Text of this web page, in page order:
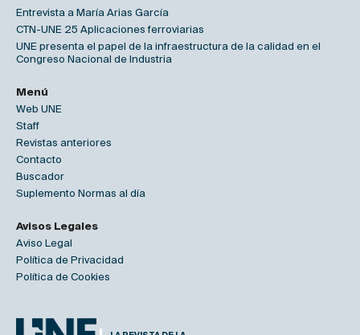
Entrevista a María Arias García
CTN-UNE 25 Aplicaciones ferroviarias
UNE presenta el papel de la infraestructura de la calidad en el
Congreso Nacional de Industria
Menú
Web UNE
Staff
Revistas anteriores
Contacto
Buscador
Suplemento Normas al día
Avisos Legales
Aviso Legal
Política de Privacidad
Política de Cookies